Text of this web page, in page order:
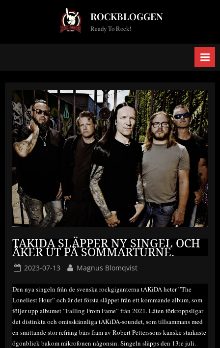
ROCKBLOGGEN
Ready To Rock!
TAKIDA SLÄPPER NY SINGEL OCH
ÅKER UT PÅ SOMMARTURNÈ.
Posted
2023-07-13 By
Magnus Blomqvist
Den nya singeln från de svenska rockgiganterna tAKiDA heter ”The
Loneliest Hour” och är det första släppet från ett kommande album, som
följer upp albumet ”Falling From Fame” från 2021. Låten förkroppsligar
det distinkta och omisskännliga tAKiDA-soundet, som tillsammans med
en smittande stor refräng bärs fram av Robert Petterssons kanske starkaste
ögonblick bakom mikrofonen någonsin. Singeln släpps den 13:e juli.